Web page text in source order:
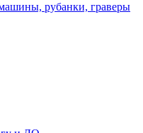
рубанки, граверы